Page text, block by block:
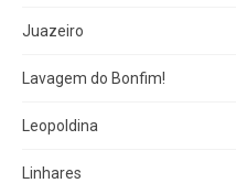
Juazeiro
Lavagem do Bonfim!
Leopoldina
Linhares